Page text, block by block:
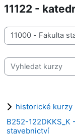
11122 -
Kategorie kurzů
Vyhledat kurzy
historické kurzy
B252-
stavebnictví